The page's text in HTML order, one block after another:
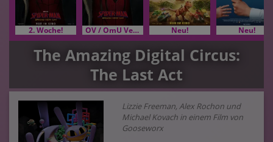
2. Woche! OV / OmU Versionen Neu! Neu!
The Amazing Digital Circus:
The Last Act
Lizzie Freeman, Alex Rochon und
Michael Kovach in einem Film von
Gooseworx